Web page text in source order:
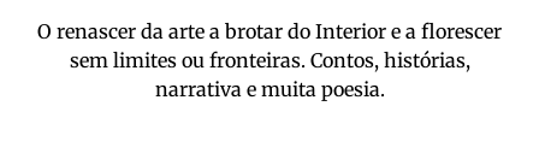
O renascer da arte a brotar do Interior e a florescer
sem limites ou fronteiras. Contos, histórias,
narrativa e muita poesia.